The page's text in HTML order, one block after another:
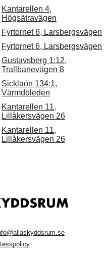
Kantarellen 4,
Högsätravägen
Fyrtornet 6, Larsbergsvägen
Fyrtornet 6, Larsbergsvägen
Gustavsberg 1:12,
Trallbanevägen 8
Sicklaön 134:1,
Värmdöleden
Kantarellen 11,
Lillåkersvägen 26
Kantarellen 11,
Lillåkersvägen 26